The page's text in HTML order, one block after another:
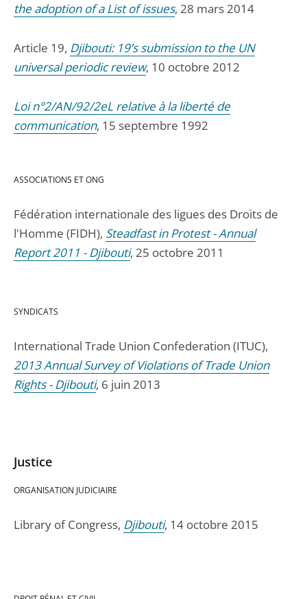
the adoption of a List of issues, 28 mars 2014
Article 19, Djibouti: 19’s submission to the UN
universal periodic review, 10 octobre 2012
Loi n°2/AN/92/2eL relative à la liberté de
communication, 15 septembre 1992
ASSOCIATIONS ET ONG
Fédération internationale des ligues des Droits de
l'Homme (FIDH), Steadfast in Protest - Annual
Report 2011 - Djibouti, 25 octobre 2011
SYNDICATS
International Trade Union Confederation (ITUC),
2013 Annual Survey of Violations of Trade Union
Rights - Djibouti, 6 juin 2013
Justice
ORGANISATION JUDICIAIRE
Library of Congress, Djibouti, 14 octobre 2015